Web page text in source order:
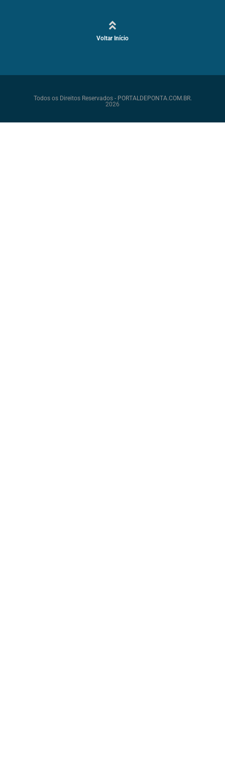
Voltar Início
Todos os Direitos Reservados - PORTALDEPONTA.COM.BR.
2026